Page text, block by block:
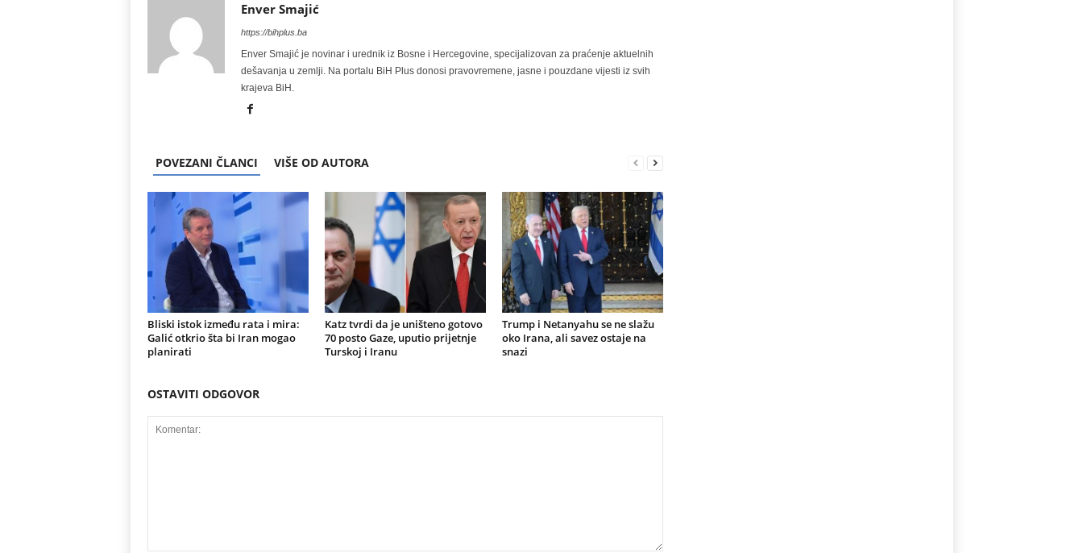
Enver Smajić
https://bihplus.ba
Enver Smajić je novinar i urednik iz Bosne i Hercegovine, specijalizovan za praćenje aktuelnih
dešavanja u zemlji. Na portalu BiH Plus donosi pravovremene, jasne i pouzdane vijesti iz svih
krajeva BiH.
POVEZANI ČLANCI VIŠE OD AUTORA
Bliski istok između rata i mira:
Galić otkrio šta bi Iran mogao
planirati
Katz tvrdi da je uništeno gotovo
70 posto Gaze, uputio prijetnje
Turskoj i Iranu
Trump i Netanyahu se ne slažu
oko Irana, ali savez ostaje na
snazi
OSTAVITI ODGOVOR